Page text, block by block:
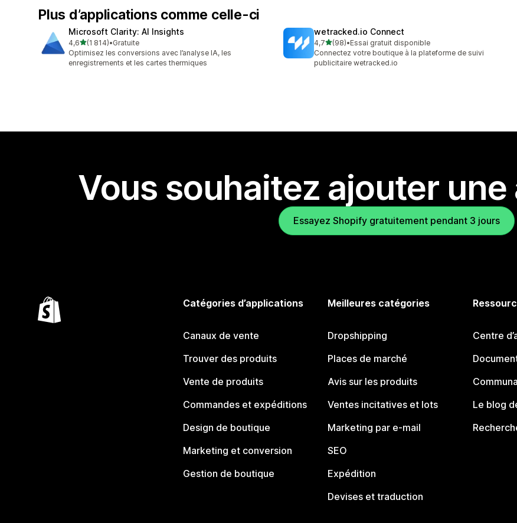
Plus d’applications comme celle-ci
Microsoft Clarity: AI Insights
4,6étoile(s) sur 5
(1 814)
1814 avis au total
•Gratuite
Optimisez les conversions avec l’analyse IA, les
enregistrements et les cartes thermiques
wetracked.io Connect
4,7étoile(s) sur 5
(98)
98 avis au total
•Essai gratuit disponible
Connectez votre boutique à la plateforme de suivi
publicitaire wetracked.io
Vous souhaitez ajouter
Essayez Shopify gratuitement pendant 3 jours
Catégories d’applications
Canaux de vente
Trouver des produits
Vente de produits
Commandes et expéditions
Design de boutique
Marketing et conversion
Gestion de boutique
Meilleures catégories
Dropshipping
Places de marché
Avis sur les produits
Ventes incitatives et lots
Marketing par e-mail
SEO
Expédition
Devises et traduction
Centre
Le blog